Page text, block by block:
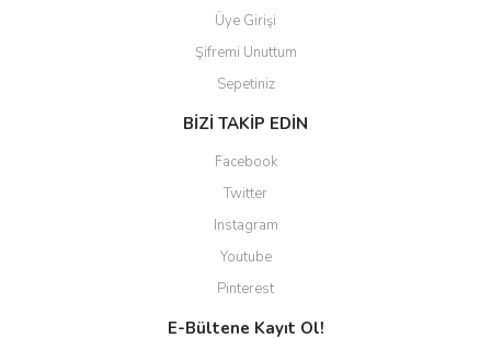
Üye Girişi
Şifremi Unuttum
Sepetiniz
BİZİ TAKİP EDİN
Facebook
Twitter
Instagram
Youtube
Pinterest
E-Bültene Kayıt Ol!